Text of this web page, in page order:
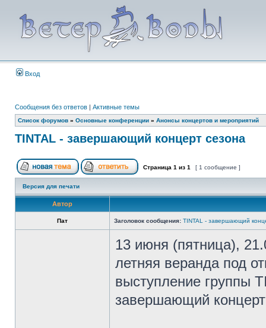
Вход
Сообщения без ответов | Активные темы
Список форумов » Основные конференции » Анонсы концертов и мероприятий
TINTAL - завершающий концерт сезона
Страница 1 из 1 [ 1 сообщение ]
Версия для печати
Автор
Пат Заголовок сообщения: TINTAL - завершающий
13 июня (пятница),
летняя веранда под
выступление группы
завершающий концерт